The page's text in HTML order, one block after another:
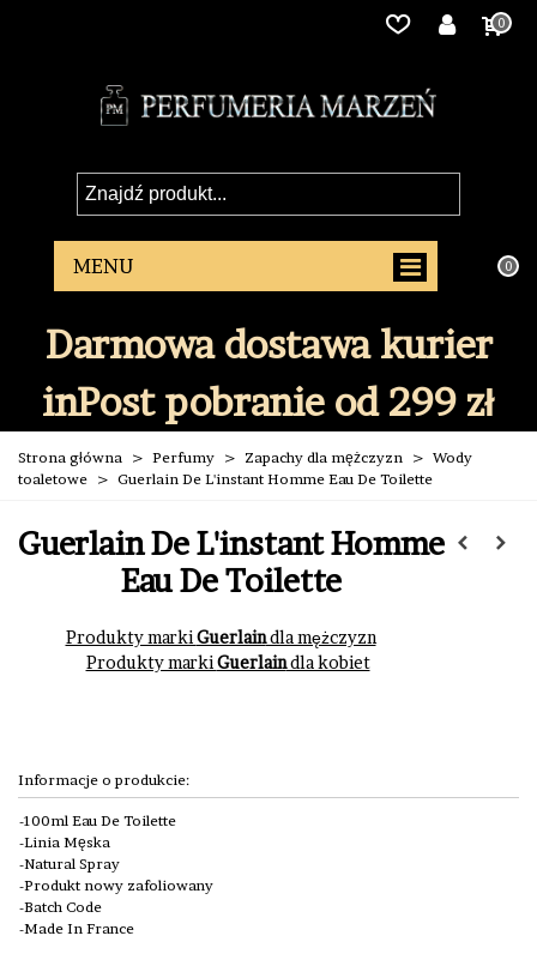
0
0
Darmowa dostawa kurier
inPost pobranie od 299 zł
Strona główna > Perfumy > Zapachy dla mężczyzn > Wody
toaletowe > Guerlain De L'instant Homme Eau De Toilette
Guerlain De L'instant Homme
Eau De Toilette
Produkty markiGuerlaindla mężczyzn
Produkty markiGuerlaindla kobiet
Informacje o produkcie:
100ml Eau De Toilette
Linia Męska
Natural Spray
Produkt nowy zafoliowany
Batch Code
Made In France